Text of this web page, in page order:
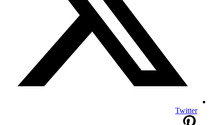
Twitter